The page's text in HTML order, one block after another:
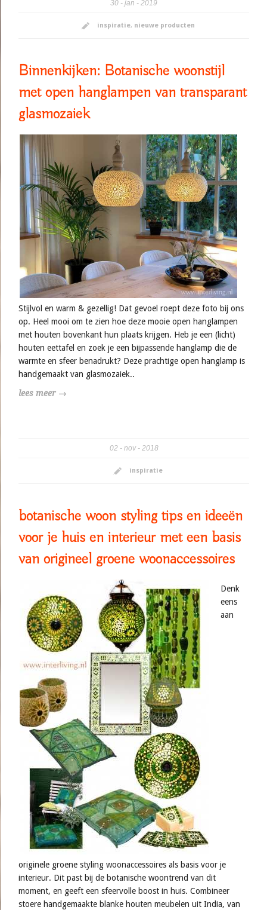
30 jan 2019
inspiratie, nieuwe producten
Binnenkijken: Botanische woonstijl
met open hanglampen van transparant
glasmozaiek
Stijlvol en warm & gezellig! Dat gevoel roept deze foto bij ons
op. Heel mooi om te zien hoe deze mooie open hanglampen
met houten bovenkant hun plaats krijgen. Heb je een (licht)
houten eettafel en zoek je een bijpassende hanglamp die de
warmte en sfeer benadrukt? Deze prachtige open hanglamp is
handgemaakt van glasmozaiek..
lees meer →
02 nov 2018
inspiratie
botanische woon styling tips en ideeën
voor je huis en interieur met een basis
van origineel groene woonaccessoires
Denk
eens
aan
originele groene styling woonaccessoires als basis voor je
interieur. Dit past bij de botanische woontrend van dit
moment, en geeft een sfeervolle boost in huis. Combineer
stoere handgemaakte blanke houten meubelen uit India, van